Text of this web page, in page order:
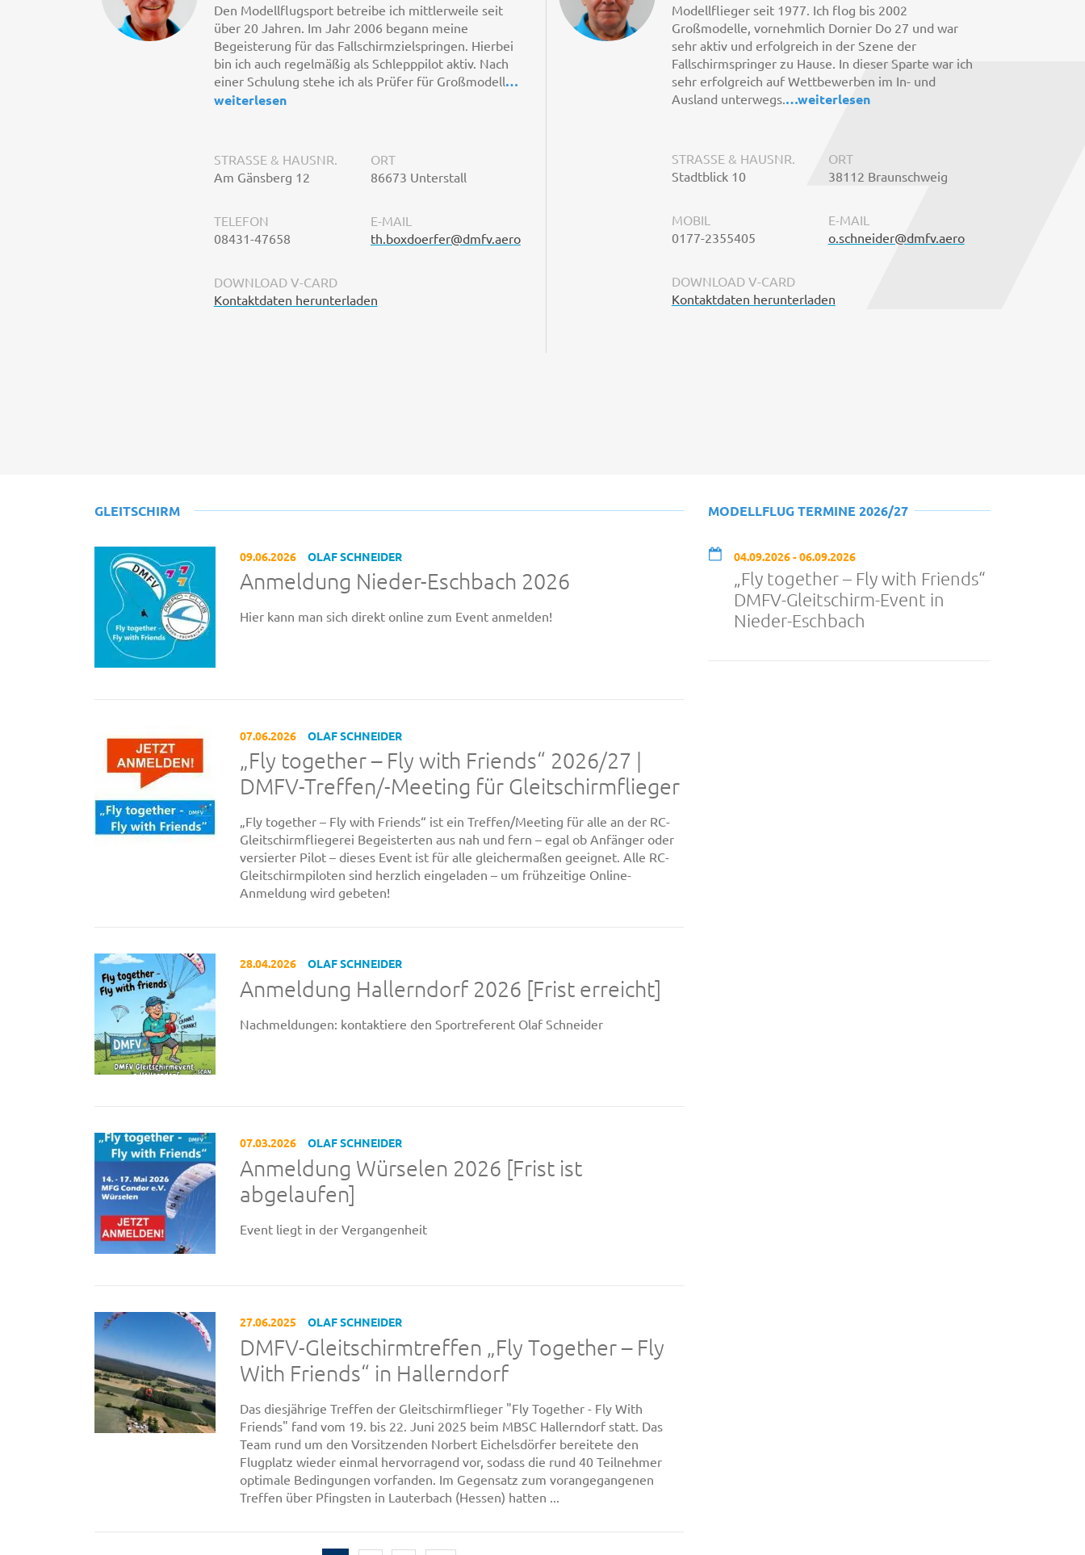
Den Modellflugsport betreibe ich mittlerweile seit
über 20 Jahren. Im Jahr 2006 begann meine
Begeisterung für das Fallschirmzielspringen. Hierbei
bin ich auch regelmäßig als Schlepppilot aktiv. Nach
einer Schulung stehe ich als Prüfer für Großmodell…
weiterlesen
STRASSE & HAUSNR.
Am Gänsberg 12
ORT
86673 Unterstall
TELEFON
08431-47658
E-MAIL
th.boxdoerfer@dmfv.aero
DOWNLOAD V-CARD
Kontaktdaten herunterladen
Modellflieger seit 1977. Ich flog bis 2002
Großmodelle, vornehmlich Dornier Do 27 und war
sehr aktiv und erfolgreich in der Szene der
Fallschirmspringer zu Hause. In dieser Sparte war ich
sehr erfolgreich auf Wettbewerben im In- und
Ausland unterwegs. …weiterlesen
STRASSE & HAUSNR.
Stadtblick 10
ORT
38112 Braunschweig
MOBIL
0177-2355405
E-MAIL
o.schneider@dmfv.aero
DOWNLOAD V-CARD
Kontaktdaten herunterladen
GLEITSCHIRM
09.06.2026 OLAF SCHNEIDER
Anmeldung Nieder-Eschbach 2026
Hier kann man sich direkt online zum Event anmelden!
07.06.2026 OLAF SCHNEIDER
„Fly together – Fly with Friends“ 2026/27 |
DMFV-Treffen/-Meeting für Gleitschirmflieger
„Fly together – Fly with Friends“ ist ein Treffen/Meeting für alle an der RC-
Gleitschirmfliegerei Begeisterten aus nah und fern – egal ob Anfänger oder
versierter Pilot – dieses Event ist für alle gleichermaßen geeignet. Alle RC-
Gleitschirmpiloten sind herzlich eingeladen – um frühzeitige Online-
Anmeldung wird gebeten!
28.04.2026 OLAF SCHNEIDER
Anmeldung Hallerndorf 2026 [Frist erreicht]
Nachmeldungen: kontaktiere den Sportreferent Olaf Schneider
07.03.2026 OLAF SCHNEIDER
Anmeldung Würselen 2026 [Frist ist
abgelaufen]
Event liegt in der Vergangenheit
27.06.2025 OLAF SCHNEIDER
DMFV-Gleitschirmtreffen „Fly Together – Fly
With Friends“ in Hallerndorf
Das diesjährige Treffen der Gleitschirmflieger "Fly Together - Fly With
Friends" fand vom 19. bis 22. Juni 2025 beim MBSC Hallerndorf statt. Das
Team rund um den Vorsitzenden Norbert Eichelsdörfer bereitete den
Flugplatz wieder einmal hervorragend vor, sodass die rund 40 Teilnehmer
optimale Bedingungen vorfanden. Im Gegensatz zum vorangegangenen
Treffen über Pfingsten in Lauterbach (Hessen) hatten ...
MODELLFLUG TERMINE 2026/27
04.09.2026 - 06.09.2026
„Fly together – Fly with Friends“
DMFV-Gleitschirm-Event in
Nieder-Eschbach